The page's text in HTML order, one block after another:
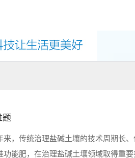
题
，传统治理盐碱土壤的技术周期长
能肥，在治理盐碱土壤领域取得重